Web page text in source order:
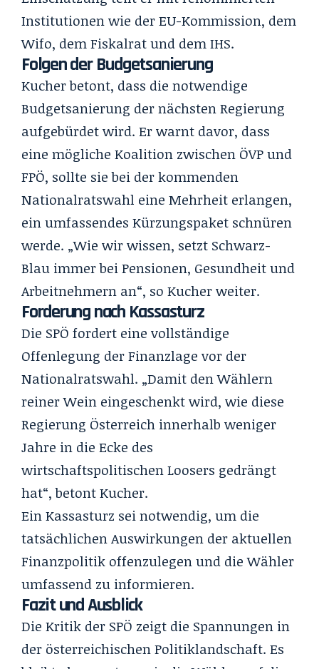
Institutionen wie der EU-Kommission, dem
Wifo, dem Fiskalrat und dem IHS.
Folgen der Budgetsanierung
Kucher betont, dass die notwendige
Budgetsanierung der nächsten Regierung
aufgebürdet wird. Er warnt davor, dass
eine mögliche Koalition zwischen ÖVP und
FPÖ, sollte sie bei der kommenden
Nationalratswahl eine Mehrheit erlangen,
ein umfassendes Kürzungspaket schnüren
werde. „Wie wir wissen, setzt Schwarz-
Blau immer bei Pensionen, Gesundheit und
Arbeitnehmern an“, so Kucher weiter.
Forderung nach Kassasturz
Die SPÖ fordert eine vollständige
Offenlegung der Finanzlage vor der
Nationalratswahl. „Damit den Wählern
reiner Wein eingeschenkt wird, wie diese
Regierung Österreich innerhalb weniger
Jahre in die Ecke des
wirtschaftspolitischen Loosers gedrängt
hat“, betont Kucher.
Ein Kassasturz sei notwendig, um die
tatsächlichen Auswirkungen der aktuellen
Finanzpolitik offenzulegen und die Wähler
umfassend zu informieren.
Fazit und Ausblick
Die Kritik der SPÖ zeigt die Spannungen in
der österreichischen Politiklandschaft. Es